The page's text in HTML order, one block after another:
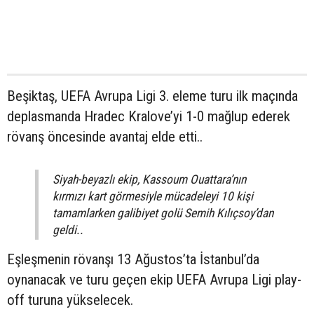
Beşiktaş, UEFA Avrupa Ligi 3. eleme turu ilk maçında
deplasmanda Hradec Kralove’yi 1-0 mağlup ederek
rövanş öncesinde avantaj elde etti..
Siyah-beyazlı ekip, Kassoum Ouattara’nın
kırmızı kart görmesiyle mücadeleyi 10 kişi
tamamlarken galibiyet golü Semih Kılıçsoy’dan
geldi..
Eşleşmenin rövanşı 13 Ağustos’ta İstanbul’da
oynanacak ve turu geçen ekip UEFA Avrupa Ligi play-
off turuna yükselecek.